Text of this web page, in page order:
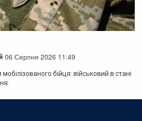
06 Серпня 2026 11:49
бійця: військовий в стані